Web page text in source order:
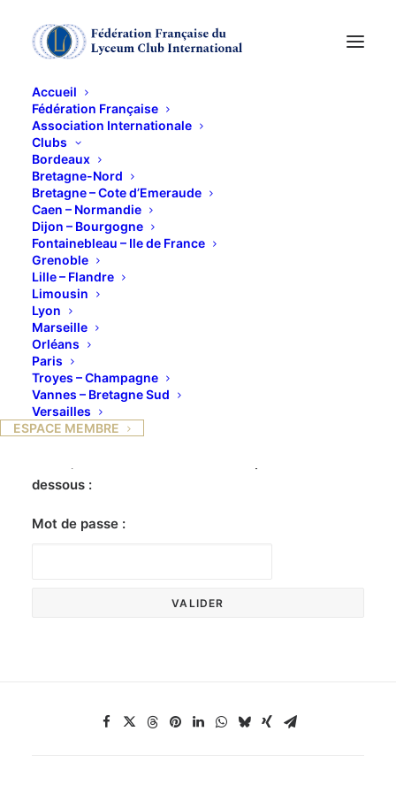
Accueil
Fédération Française
Association Internationale
Clubs
Bordeaux
Bretagne-Nord
Bretagne – Cote d’Emeraude
Caen – Normandie
Dijon – Bourgogne
Fontainebleau – Ile de France
Grenoble
Lille – Flandre
Limousin
Lyon
Marseille
Orléans
Paris
Troyes – Champagne
Vannes – Bretagne Sud
Versailles
ESPACE MEMBRE
Bassins des Lumières
Bordeaux - Juin 2026
Ce contenu est protégé par un mot de passe. Pour
dessous :
Mot de passe :